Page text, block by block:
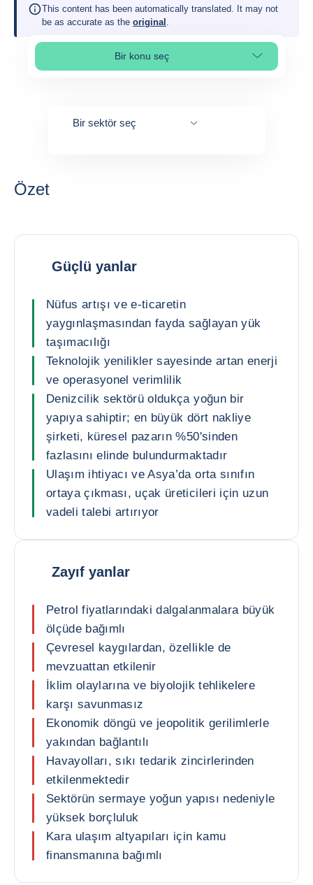
This content has been automatically translated. It may not
be as accurate as the original .
Bir konu seçSelect page section
Bir sektör seç
Özet
Güçlü yanlar
Nüfus artışı ve e-ticaretin
yaygınlaşmasından fayda sağlayan yük
taşımacılığı
Teknolojik yenilikler sayesinde artan enerji
ve operasyonel verimlilik
Denizcilik sektörü oldukça yoğun bir
yapıya sahiptir; en büyük dört nakliye
şirketi, küresel pazarın %50'sinden
fazlasını elinde bulundurmaktadır
Ulaşım ihtiyacı ve Asya’da orta sınıfın
ortaya çıkması, uçak üreticileri için uzun
vadeli talebi artırıyor
Zayıf yanlar
Petrol fiyatlarındaki dalgalanmalara büyük
ölçüde bağımlı
Çevresel kaygılardan, özellikle de
mevzuattan etkilenir
İklim olaylarına ve biyolojik tehlikelere
karşı savunmasız
Ekonomik döngü ve jeopolitik gerilimlerle
yakından bağlantılı
Havayolları, sıkı tedarik zincirlerinden
etkilenmektedir
Sektörün sermaye yoğun yapısı nedeniyle
yüksek borçluluk
Kara ulaşım altyapıları için kamu
finansmanına bağımlı